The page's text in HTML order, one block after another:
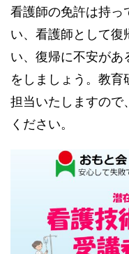
看護師の免許は持っ
い、看護師として復
い、復帰に不安があ
をしましょう。教
担当いたしますので
ください。